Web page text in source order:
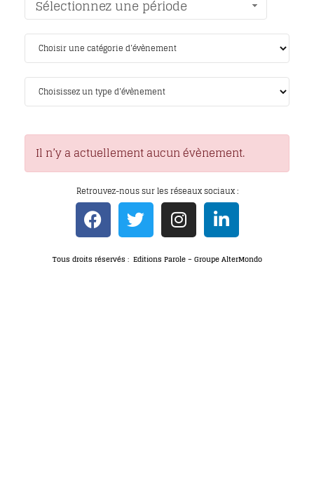
Sélectionnez une période
Il n’y a actuellement aucun évènement.
Retrouvez-nous sur les réseaux sociaux :
Tous droits réservés : Editions Parole – Groupe AlterMondo